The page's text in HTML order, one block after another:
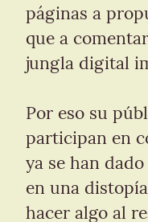
páginas a
que a
jungla digital
Por eso su
participan en
ya se han
en una
hacer algo al